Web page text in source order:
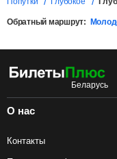
Обратный маршрут:
О нас
Контакты